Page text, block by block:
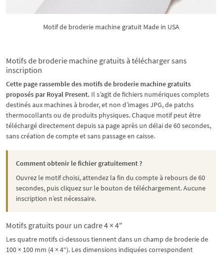
Motif de broderie machine gratuit Made in USA
Motifs de broderie machine gratuits à télécharger sans
inscription
Cette page rassemble des motifs de broderie machine gratuits
proposés par Royal Present. Il s’agit de fichiers numériques complets
destinés aux machines à broder, et non d’images JPG, de patchs
thermocollants ou de produits physiques. Chaque motif peut être
téléchargé directement depuis sa page après un délai de 60 secondes,
sans création de compte et sans passage en caisse.
Comment obtenir le fichier gratuitement ?
Ouvrez le motif choisi, attendez la fin du compte à rebours de 60
secondes, puis cliquez sur le bouton de téléchargement. Aucune
inscription n’est nécessaire.
Motifs gratuits pour un cadre 4 × 4″
Les quatre motifs ci-dessous tiennent dans un champ de broderie de
100 × 100 mm (4 × 4″). Les dimensions indiquées correspondent